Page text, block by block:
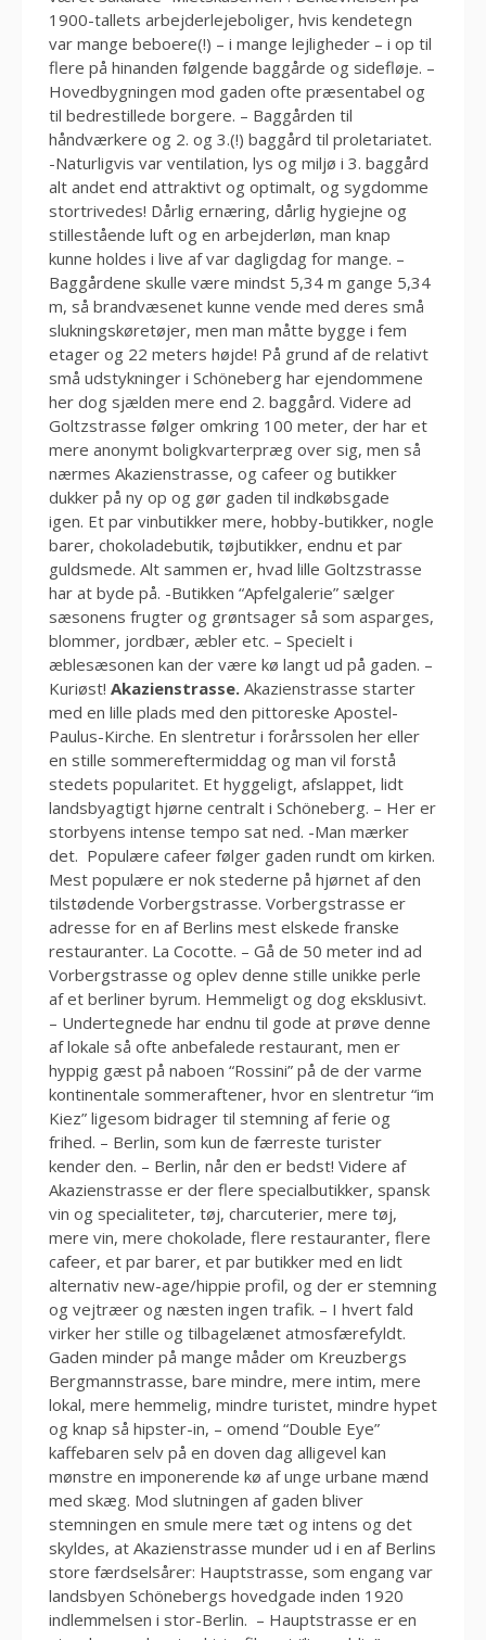
1900-tallets arbejderlejeboliger, hvis kendetegn
var mange beboere(!) – i mange lejligheder – i op til
flere på hinanden følgende baggårde og sidefløje. –
Hovedbygningen mod gaden ofte præsentabel og
til bedrestillede borgere. – Baggården til
håndværkere og 2. og 3.(!) baggård til proletariatet.
-Naturligvis var ventilation, lys og miljø i 3. baggård
alt andet end attraktivt og optimalt, og sygdomme
stortrivedes! Dårlig ernæring, dårlig hygiejne og
stillestående luft og en arbejderløn, man knap
kunne holdes i live af var dagligdag for mange. –
Baggårdene skulle være mindst 5,34 m gange 5,34
m, så brandvæsenet kunne vende med deres små
slukningskøretøjer, men man måtte bygge i fem
etager og 22 meters højde! På grund af de relativt
små udstykninger i Schöneberg har ejendommene
her dog sjælden mere end 2. baggård. Videre ad
Goltzstrasse følger omkring 100 meter, der har et
mere anonymt boligkvarterpræg over sig, men så
nærmes Akazienstrasse, og cafeer og butikker
dukker på ny op og gør gaden til indkøbsgade
igen. Et par vinbutikker mere, hobby-butikker, nogle
barer, chokoladebutik, tøjbutikker, endnu et par
guldsmede. Alt sammen er, hvad lille Goltzstrasse
har at byde på. -Butikken “Apfelgalerie” sælger
sæsonens frugter og grøntsager så som asparges,
blommer, jordbær, æbler etc. – Specielt i
æblesæsonen kan der være kø langt ud på gaden. –
Kuriøst! Akazienstrasse. Akazienstrasse starter
med en lille plads med den pittoreske Apostel-
Paulus-Kirche. En slentretur i forårssolen her eller
en stille sommereftermiddag og man vil forstå
stedets popularitet. Et hyggeligt, afslappet, lidt
landsbyagtigt hjørne centralt i Schöneberg. – Her er
storbyens intense tempo sat ned. -Man mærker
det. Populære cafeer følger gaden rundt om kirken.
Mest populære er nok stederne på hjørnet af den
tilstødende Vorbergstrasse. Vorbergstrasse er
adresse for en af Berlins mest elskede franske
restauranter. La Cocotte. – Gå de 50 meter ind ad
Vorbergstrasse og oplev denne stille unikke perle
af et berliner byrum. Hemmeligt og dog eksklusivt.
– Undertegnede har endnu til gode at prøve denne
af lokale så ofte anbefalede restaurant, men er
hyppig gæst på naboen “Rossini” på de der varme
kontinentale sommeraftener, hvor en slentretur “im
Kiez” ligesom bidrager til stemning af ferie og
frihed. – Berlin, som kun de færreste turister
kender den. – Berlin, når den er bedst! Videre af
Akazienstrasse er der flere specialbutikker, spansk
vin og specialiteter, tøj, charcuterier, mere tøj,
mere vin, mere chokolade, flere restauranter, flere
cafeer, et par barer, et par butikker med en lidt
alternativ new-age/hippie profil, og der er stemning
og vejtræer og næsten ingen trafik. – I hvert fald
virker her stille og tilbagelænet atmosfærefyldt.
Gaden minder på mange måder om Kreuzbergs
Bergmannstrasse, bare mindre, mere intim, mere
lokal, mere hemmelig, mindre turistet, mindre hypet
og knap så hipster-in, – omend “Double Eye”
kaffebaren selv på en doven dag alligevel kan
mønstre en imponerende kø af unge urbane mænd
med skæg. Mod slutningen af gaden bliver
stemningen en smule mere tæt og intens og det
skyldes, at Akazienstrasse munder ud i en af Berlins
store færdselsårer: Hauptstrasse, som engang var
landsbyen Schönebergs hovedgade inden 1920
indlemmelsen i stor-Berlin. – Hauptstrasse er en